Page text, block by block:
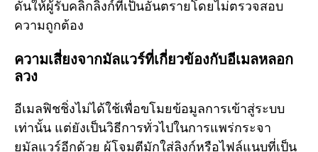
ดันให้ผู้รับคลิกลิงก์ที่เป็นอันตรายโดยไม่ตรวจสอบ
ความถูกต้อง
ความเสี่ยงจากมัลแวร์ที่เกี่ยวข้องกับอีเมลหลอก
ลวง
อีเมลฟิชชิ่งไม่ได้ใช้เพื่อขโมยข้อมูลการเข้าสู่ระบบ
เท่านั้น แต่ยังเป็นวิธีการทั่วไปในการแพร่กระจา
ยมัลแวร์อีกด้วย ผู้โจมตีมักใส่ลิงก์หรือไฟล์แนบที่เป็น